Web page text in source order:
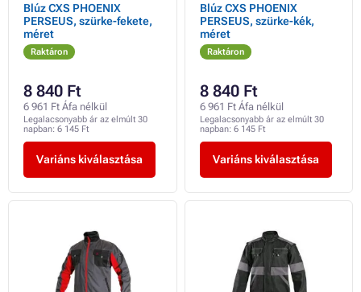
Blúz CXS PHOENIX
PERSEUS, szürke-fekete,
méret
Raktáron
8 840 Ft
6 961 Ft Áfa nélkül
Legalacsonyabb ár az elmúlt 30
napban: 6 145 Ft
Variáns kiválasztása
Blúz CXS PHOENIX
PERSEUS, szürke-kék,
méret
Raktáron
8 840 Ft
6 961 Ft Áfa nélkül
Legalacsonyabb ár az elmúlt 30
napban: 6 145 Ft
Variáns kiválasztása